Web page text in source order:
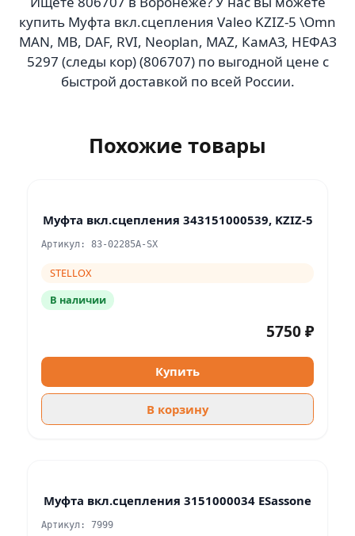
купить Муфта вкл.сцепления Valeo KZIZ-5 \Omn
MAN, MB, DAF, RVI, Neoplan, MAZ, КамАЗ, НЕФАЗ
5297 (следы кор) (806707) по выгодной цене с
быстрой доставкой по всей России.
Похожие товары
Муфта вкл.сцепления 343151000539, KZIZ-5
Артикул: 83-02285A-SX
STELLOX
В наличии
5750 ₽
Купить
В корзину
Муфта вкл.сцепления 3151000034 ESassone
Артикул: 7999